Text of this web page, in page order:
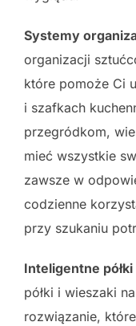
Systemy
organizacji
które pomoże Ci
i szafkach
przegródkom,
mieć wszystkie
zawsze w
codzienne
przy szukaniu
Inteligentne
półki i wieszaki
rozwiązanie,